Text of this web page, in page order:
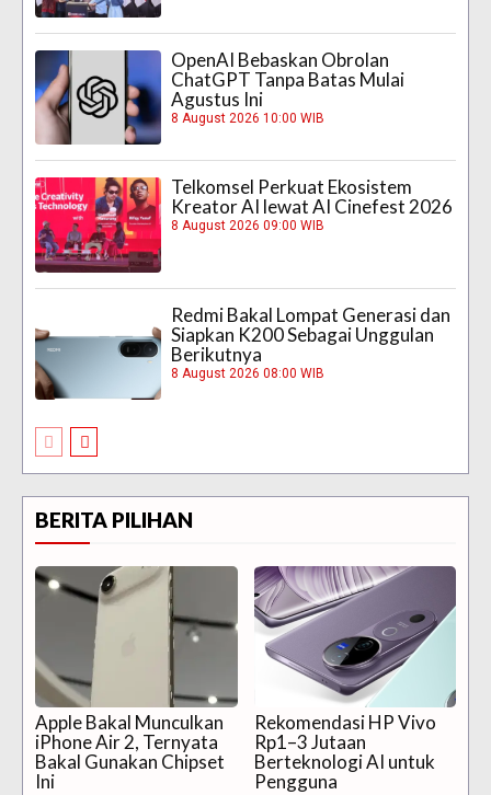
OpenAI Bebaskan Obrolan
ChatGPT Tanpa Batas Mulai
Agustus Ini
8 August 2026 10:00 WIB
Telkomsel Perkuat Ekosistem
Kreator AI lewat AI Cinefest 2026
8 August 2026 09:00 WIB
Redmi Bakal Lompat Generasi dan
Siapkan K200 Sebagai Unggulan
Berikutnya
8 August 2026 08:00 WIB
BERITA PILIHAN
Apple Bakal Munculkan
iPhone Air 2, Ternyata
Bakal Gunakan Chipset
Ini
Rekomendasi HP Vivo
Rp1–3 Jutaan
Berteknologi AI untuk
Pengguna